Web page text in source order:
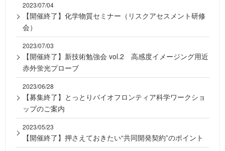
2023/07/04
【開催終了】化学物質セミナー（リスクアセスメント研修
会）
2023/07/03
【開催終了】新技術勉強会 vol.2 高感度イメージング用近
赤外蛍光プローブ
2023/06/28
【募集終了】とっとりバイオフロンティア科学ワークショ
ップのご案内
2023/05/23
【開催終了】押さえておきたい“共同開発契約”のポイント